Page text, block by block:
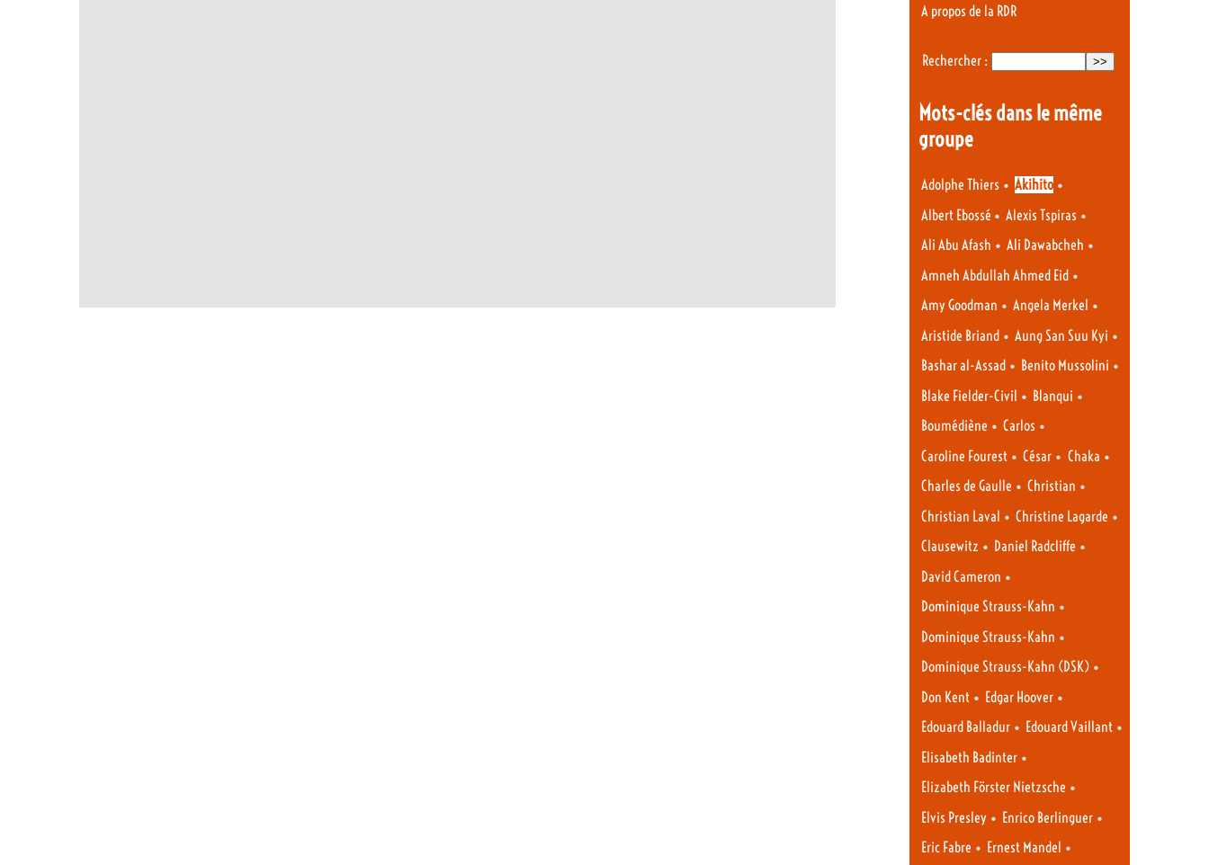
A propos de la RDR
Rechercher :
Mots-clés dans le même
groupe
Adolphe Thiers • Akihito •
Albert Ebossé • Alexis Tspiras •
Ali Abu Afash • Ali Dawabcheh •
Amneh Abdullah Ahmed Eid •
Amy Goodman • Angela Merkel •
Aristide Briand • Aung San Suu Kyi •
Bashar al-Assad • Benito Mussolini •
Blake Fielder-Civil • Blanqui •
Boumédiène • Carlos •
Caroline Fourest • César • Chaka •
Charles de Gaulle • Christian •
Christian Laval • Christine Lagarde •
Clausewitz • Daniel Radcliffe •
David Cameron •
Dominique Strauss-Kahn •
Dominique Strauss-Kahn •
Dominique Strauss-Kahn (DSK) •
Don Kent • Edgar Hoover •
Edouard Balladur • Edouard Vaillant •
Elisabeth Badinter •
Elizabeth Förster Nietzsche •
Elvis Presley • Enrico Berlinguer •
Eric Fabre • Ernest Mandel •